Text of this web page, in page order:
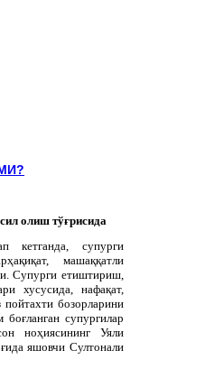
олиш тўғрисида
кетганда, супурги
машаққатли
Супурги етиштириш,
хусусида, нафақат,
пойтахти бозорларини
супургилар
ноҳиясининг Уяли
яшовчи Султонали